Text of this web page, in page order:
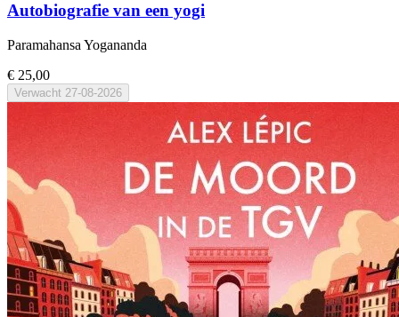
Autobiografie van een yogi
Paramahansa Yogananda
€ 25,00
Verwacht 27-08-2026